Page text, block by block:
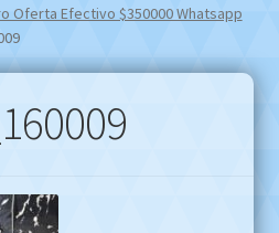
Oferta Efectivo $350000 Whatsapp